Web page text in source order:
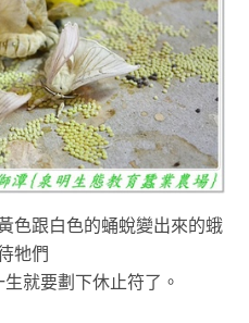
色跟白色的蛹蛻變出來的蛾
牠們
就要劃下休止符了 。